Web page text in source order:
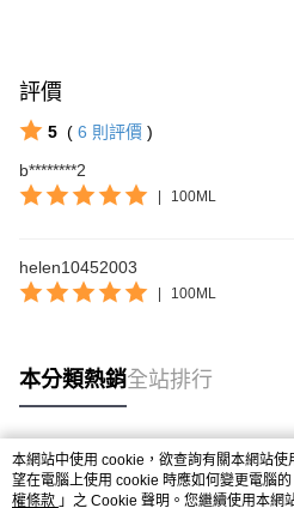
評價
5 ( 6 則評價 )
b********2
| 100ML
helen10452003
| 100ML
本分類熱銷全站排行
熱門標籤
本網站中使用 cookie，欲查詢有關本網站
望在電腦上使用 cookie 時應如何變更電腦
權條款 」之 Cookie 聲明。您繼續使用本網